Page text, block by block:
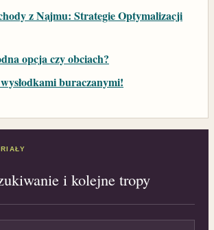
z Najmu: Strategie Optymalizacji
opcja czy obciach?
buraczanymi!
i kolejne tropy